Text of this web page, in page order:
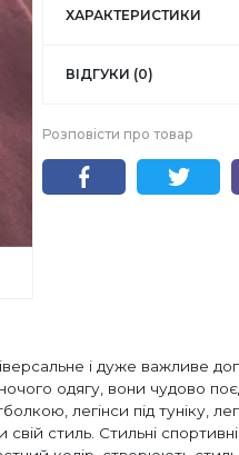
ХАРАКТЕРИСТИКИ
ВІДГУКИ (0)
Розповісти про товар
і дуже важливе
одягу, вони чудово
легінси під туніку,
стиль. Стильні